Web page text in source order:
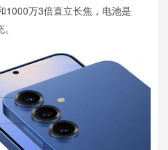
1000万3倍直立长焦，电池是